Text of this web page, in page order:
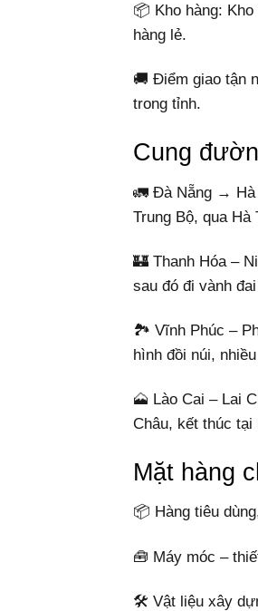
📦 Kho hàng:
hàng lẻ.
🚚 Điểm giao tận
trong tỉnh.
Cung
🚛 Đà Nẵng → Hà
Trung Bộ, qua
🏰 Thanh Hóa –
sau đó đi vành
🏞️ Vĩnh Phúc –
hình đồi núi,
🗻 Lào Cai – Lai
Châu, kết thúc tại
Mặt hàng
📦 Hàng tiêu
🧰 Máy móc –
🛠️ Vật liệu xây